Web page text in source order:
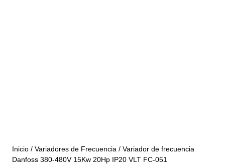
Inicio / Variadores de Frecuencia / Variador de frecuencia
Danfoss 380-480V 15Kw 20Hp IP20 VLT FC-051